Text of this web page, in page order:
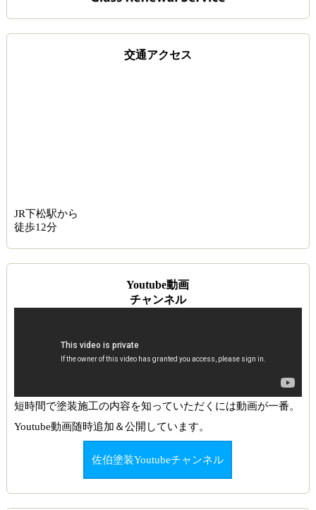
交通アクセス
JR下松駅から
徒歩12分
Youtube動画
チャンネル
短時間で塗装施工の内容を知っていただくには動画が一番。
Youtube動画随時追加＆公開しています。
佐伯塗装Youtubeチャンネル